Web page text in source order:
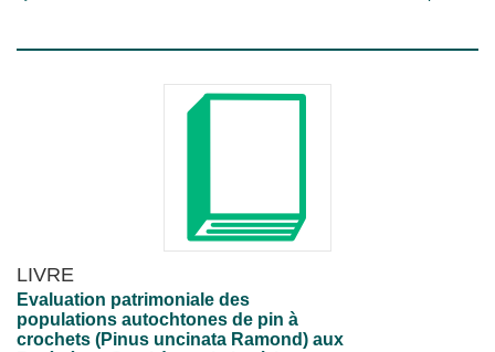
LIVRE
Evaluation patrimoniale des
populations autochtones de pin à
crochets (Pinus uncinata Ramond) aux